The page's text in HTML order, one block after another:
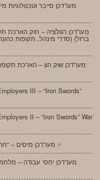
מעו”דכן סייבר
מעו”דכן רגולציה – חוק הארכת
ברזל) (סדרי מינהל, תקופות כהונה
מעו”דכן שוק הון – הארכת
III – “Iron Swords”
II – “Iron Swords” War
»
מעו”דכן יחסי עבודה –